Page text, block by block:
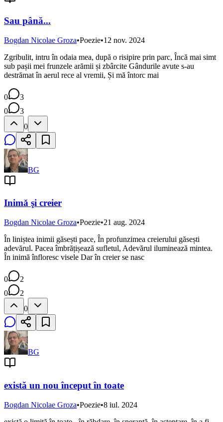
Sau până...
Bogdan Nicolae Groza•Poezie•12 nov. 2024
Zgribulit, intru în odaia mea, după o risipire prin parc, Încă mai simt
sub pașii mei frunzele arămii și zbârcite Gândurile avute s-au
destrămat în aerul rece al vremii, Și mă întorc mai
0
3
0
3
0
BG
Inimǎ şi creier
Bogdan Nicolae Groza•Poezie•21 aug. 2024
În liniștea inimii găsești pace, În profunzimea creierului găsești
adevărul. Pacea îmbrățișează sufletul, Adevărul iluminează mintea.
În inimă înfloresc visele Dar în creier se nasc
0
2
0
2
0
BG
există un nou început în toate
Bogdan Nicolae Groza•Poezie•8 iul. 2024